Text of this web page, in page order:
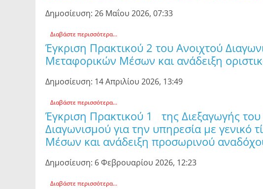
Δημοσίευση: 26 Μαΐου 2026, 07:33
Διαβάστε περισσότερα...
Έγκριση Πρακτικού 2 του Ανοιχτού
Μεταφορικών Μέσων και ανάδειξη
Δημοσίευση: 14 Απριλίου 2026, 13:49
Διαβάστε περισσότερα...
Έγκριση Πρακτικού 1 της Διεξαγωγής
Διαγωνισμού για την υπηρεσία με γενικό
Μέσων και ανάδειξη προσωρινού
Δημοσίευση: 6 Φεβρουαρίου 2026, 12:23
Διαβάστε περισσότερα...